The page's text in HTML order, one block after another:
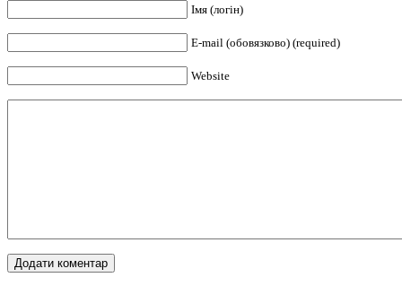
Імя (логін)
E-mail (обовязково) (required)
Website